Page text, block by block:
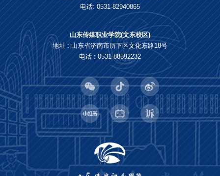
电话: 0531-82940865
山东传媒职业学院(文东校区)
地址 : 山东省济南市历下区文化东路18号
电话 : 0531-88592232